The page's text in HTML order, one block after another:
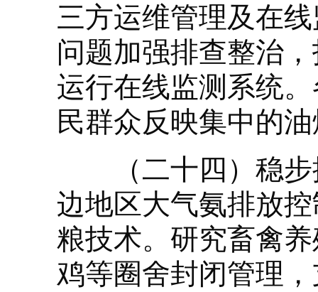
三方运维管理及在
问题加强排查整治
运行在线监测系统
民群众反映集中的
（二十四）稳步
边地区大气氨排放
粮技术。研究畜禽
鸡等圈舍封闭管理